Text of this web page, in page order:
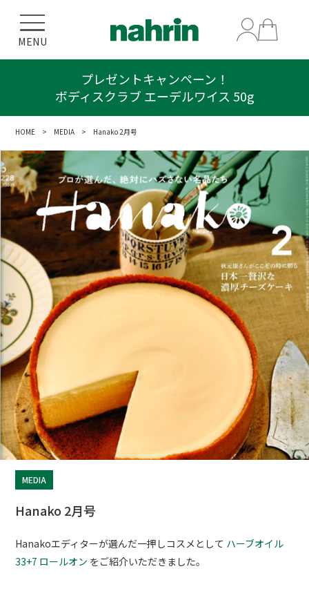
MENU
プレゼントキャンペーン！
ボディスクラブ エーデルワイス 50g
HOME > MEDIA > Hanako 2月号
MEDIA
Hanako 2月号
Hanakoエディターが選んだ一押しコスメとして ハーブオイル
33+7 ロールオン をご紹介いただきました。